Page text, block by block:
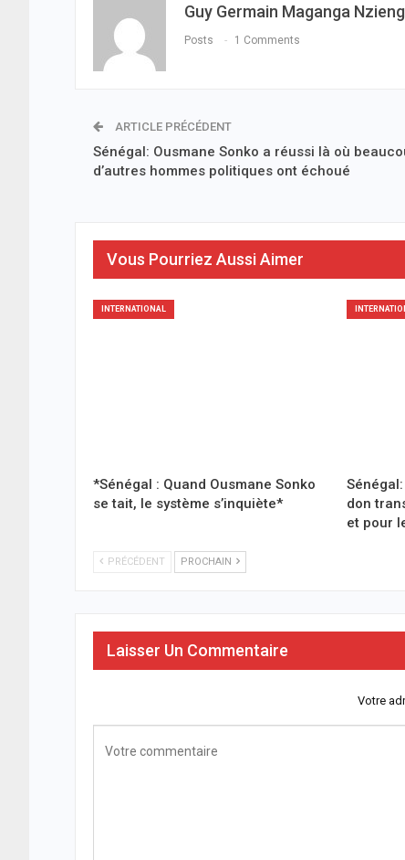
Guy Germain Maganga
Posts 1 Comments
ARTICLE PRÉCÉDENT
Sénégal: Ousmane Sonko a réussi là où
d’autres hommes politiques ont échoué
Vous Pourriez Aussi Aimer
INTERNATIONAL
*Sénégal : Quand Ousmane Sonko
se tait, le système s’inquiète*
don
et pour
PRÉCÉDENT PROCHAIN
Laisser Un Commentaire
Votre